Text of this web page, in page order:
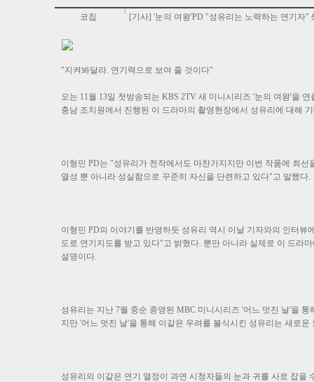
코칩 [기사] '눈의 여왕'PD "성유리는 노력하는 연기자"
"지켜봐달라. 연기력으로 보여 줄 것이다"
오는 11월 13일 첫방송되는 KBS 2TV 새 미니시리즈 '눈의 여왕'을
충남 조치원에서 진행된 이 드라마의 촬영현장에서 성유리에 대해
이형민 PD는 "성유리가 전작에서도 마찬가지지만 이번 작품에 최
열성 뿐 아니라 성실함으로 꾸준히 자신을 단련하고 있다"고 말했다.
이형민 PD의 이야기를 반영하듯 성유리 역시 이날 기자와의 인터
도로 연기지도를 받고 있다"고 밝혔다. 뿐만 아니라 실제로 이 드라
설명이다.
성유리는 지난 7월 중순 종영된 MBC 미니시리즈 '어느 멋진 날'을
지만 '어느 멋진 날'을 통해 이같은 우려를 불식시킨 성유리는 새로
성유리의 이같은 연기 열정이 과연 시청자들의 눈과 귀를 사로 잡을